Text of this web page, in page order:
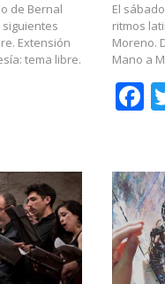
de Bernal
Extensión
tema libre.
El
ritmos
Moreno.
Mano a